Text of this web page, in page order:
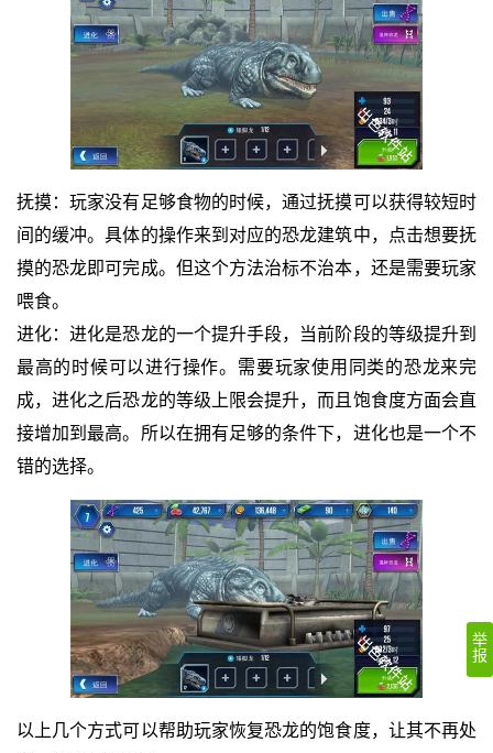
抚摸：玩家没有足够食物的时候，通过抚摸可以获得较短时
间的缓冲。具体的操作来到对应的恐龙建筑中，点击想要抚
摸的恐龙即可完成。但这个方法治标不治本，还是需要玩家
喂食。
进化：进化是恐龙的一个提升手段，当前阶段的等级提升到
最高的时候可以进行操作。需要玩家使用同类的恐龙来完
成，进化之后恐龙的等级上限会提升，而且饱食度方面会直
接增加到最高。所以在拥有足够的条件下，进化也是一个不
错的选择。
以上几个方式可以帮助玩家恢复恐龙的饱食度，让其不再处
举
报